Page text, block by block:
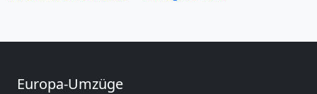
Europa-Umzüge